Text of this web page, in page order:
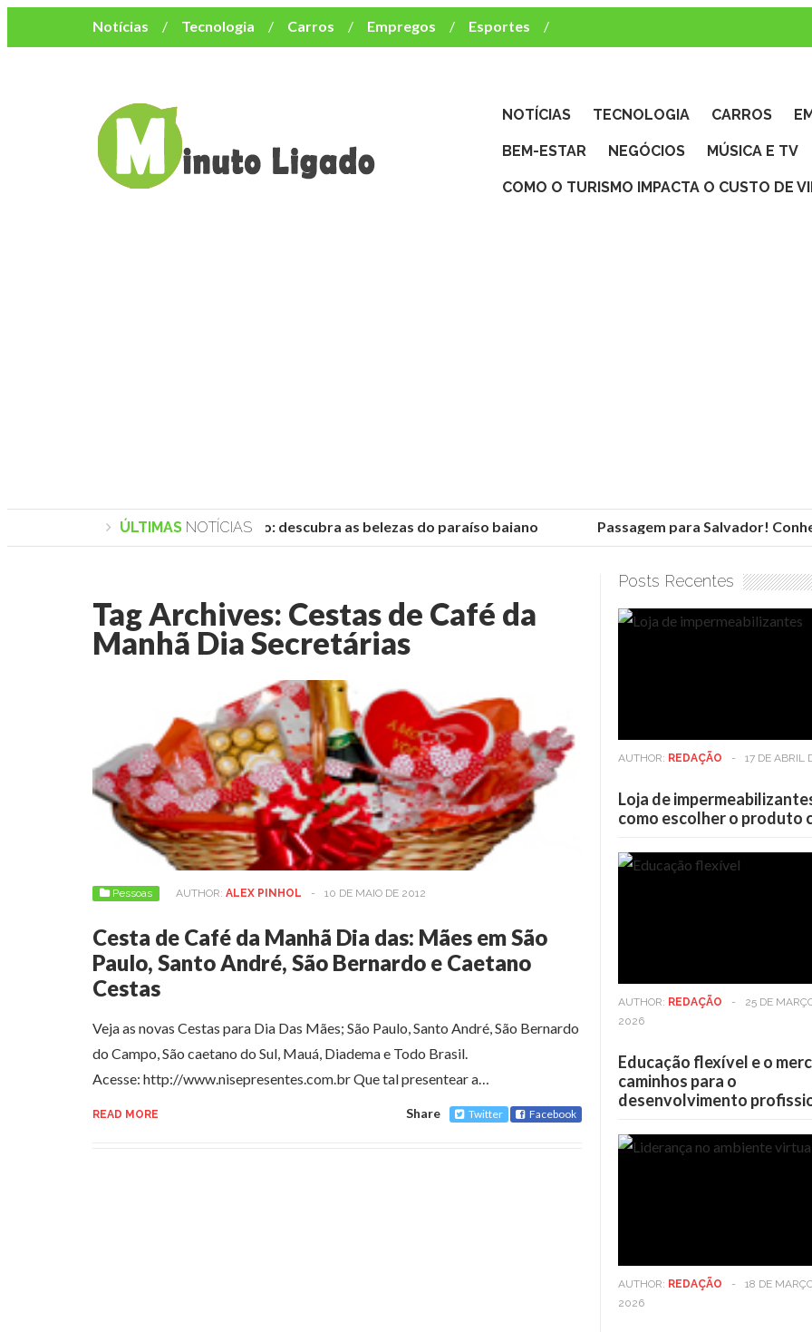
Notícias Tecnologia Carros Empregos
Esportes
Mulher
Bem-Estar Negócios
Música e TV
NOTÍCIAS TECNOLOGIA CARROS
BEM-ESTAR NEGÓCIOS MÚSICA E TV
COMO O TURISMO IMPACTA O CUSTO DE
ÚLTIMAS NOTÍCIAS
Praias de Trancoso: descubra as belezas do paraíso baiano Passagem para Salvador!
Tag Archives: Cestas de Café da
Manhã Dia Secretárias
Pessoas AUTHOR: ALEX PINHOL - 10 DE MAIO DE 2012
Cesta de Café da Manhã Dia das: Mães em São
Paulo, Santo André, São Bernardo e Caetano
Cestas
Veja as novas Cestas para Dia Das Mães; São Paulo, Santo André, São Bernardo
do Campo, São caetano do Sul, Mauá, Diadema e Todo Brasil.
Acesse: http://www.nisepresentes.com.br Que tal presentear a…
READ MORE Share Twitter Facebook
Posts Recentes
AUTHOR: REDAÇÃO - 17 DE ABRIL
Loja de
como escolher o produto
AUTHOR: REDAÇÃO -
25 DE
2026
Educação flexível e o
caminhos para o
desenvolvimento
AUTHOR: REDAÇÃO -
18 DE
2026